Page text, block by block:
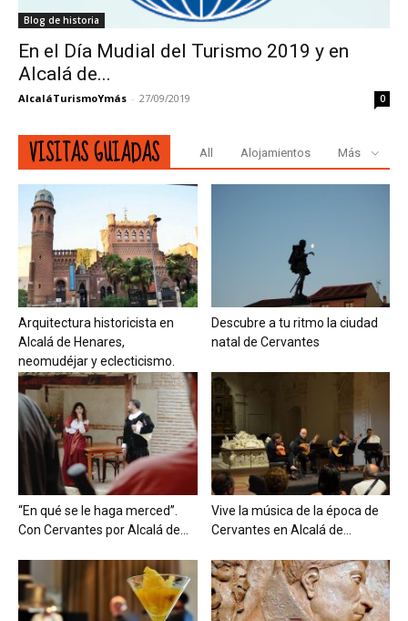
Blog de historia
En el Día Mudial del Turismo 2019 y en
Alcalá de...
AlcaláTurismoYmás - 27/09/2019 0
VISITAS GUIADAS All Alojamientos Más
Arquitectura historicista en
Alcalá de Henares,
neomudéjar y eclecticismo.
Descubre a tu ritmo la ciudad
natal de Cervantes
“En qué se le haga merced”.
Con Cervantes por Alcalá de...
Vive la música de la época de
Cervantes en Alcalá de...